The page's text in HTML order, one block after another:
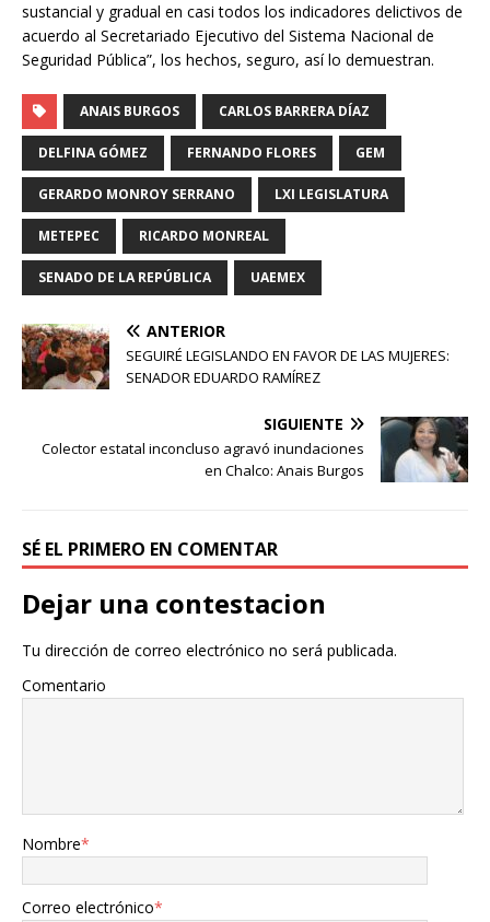
sustancial y gradual en casi todos los indicadores delictivos de
acuerdo al Secretariado Ejecutivo del Sistema Nacional de
Seguridad Pública”, los hechos, seguro, así lo demuestran.
ANAIS BURGOS CARLOS BARRERA DÍAZ
DELFINA GÓMEZ FERNANDO FLORES GEM
GERARDO MONROY SERRANO LXI LEGISLATURA
METEPEC RICARDO MONREAL
SENADO DE LA REPÚBLICA UAEMEX
ANTERIOR
SEGUIRÉ LEGISLANDO EN FAVOR DE LAS MUJERES:
SENADOR EDUARDO RAMÍREZ
SIGUIENTE
Colector estatal inconcluso agravó inundaciones
en Chalco: Anais Burgos
SÉ EL PRIMERO EN COMENTAR
Dejar una contestacion
Tu dirección de correo electrónico no será publicada.
Comentario
Nombre*
Correo electrónico*